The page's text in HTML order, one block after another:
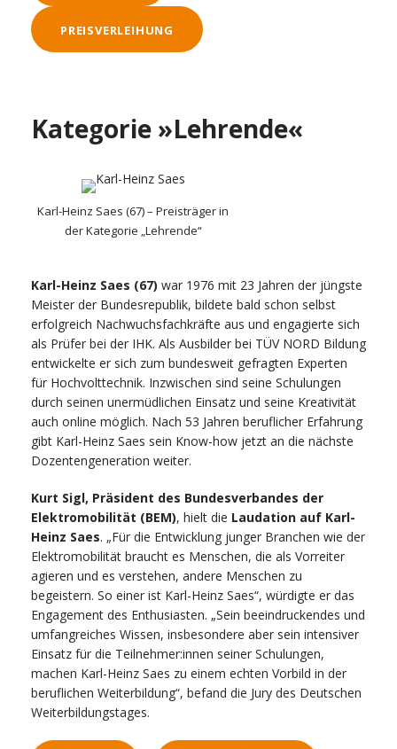
PREISVERLEIHUNG
Kategorie »Lehrende«
Karl-Heinz Saes (67) – Preisträger in
der Kategorie „Lehrende“
Karl-Heinz Saes (67) war 1976 mit 23 Jahren der jüngste
Meister der Bundesrepublik, bildete bald schon selbst
erfolgreich Nachwuchsfachkräfte aus und engagierte sich
als Prüfer bei der IHK. Als Ausbilder bei TÜV NORD Bildung
entwickelte er sich zum bundesweit gefragten Experten
für Hochvolttechnik. Inzwischen sind seine Schulungen
durch seinen unermüdlichen Einsatz und seine Kreativität
auch online möglich. Nach 53 Jahren beruflicher Erfahrung
gibt Karl-Heinz Saes sein Know-how jetzt an die nächste
Dozentengeneration weiter.
Kurt Sigl, Präsident des Bundesverbandes der
Elektromobilität (BEM), hielt die Laudation auf Karl-
Heinz Saes. „Für die Entwicklung junger Branchen wie der
Elektromobilität braucht es Menschen, die als Vorreiter
agieren und es verstehen, andere Menschen zu
begeistern. So einer ist Karl-Heinz Saes“, würdigte er das
Engagement des Enthusiasten. „Sein beeindruckendes und
umfangreiches Wissen, insbesondere aber sein intensiver
Einsatz für die Teilnehmer:innen seiner Schulungen,
machen Karl-Heinz Saes zu einem echten Vorbild in der
beruflichen Weiterbildung“, befand die Jury des Deutschen
Weiterbildungstages.